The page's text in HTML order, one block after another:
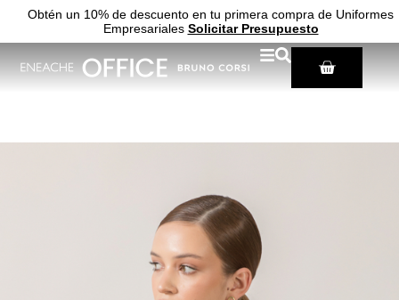
Obtén un 10% de descuento en tu primera compra de Uniformes
Empresariales Solicitar Presupuesto